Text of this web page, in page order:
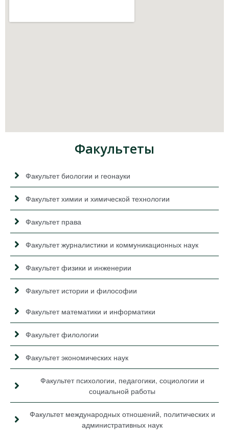
Факультеты
Факультет биологии и геонауки
Факультет химии и химической технологии
Факультет права
Факультет журналистики и коммуникационных наук
Факультет физики и инженерии
Факультет истории и философии
Факультет математики и информатики
Факультет филологии
Факультет экономических наук
Факультет психологии, педагогики, социологии и
социальной работы
Факультет международных отношений, политических и
административных наук